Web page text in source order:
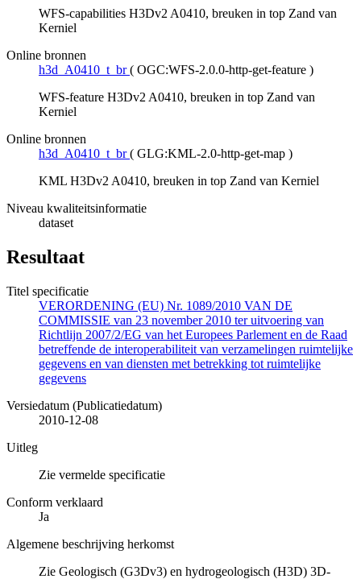
WFS-capabilities H3Dv2 A0410, breuken in top Zand van
Kerniel
Online bronnen
h3d_A0410_t_br ( OGC:WFS-2.0.0-http-get-feature )
WFS-feature H3Dv2 A0410, breuken in top Zand van
Kerniel
Online bronnen
h3d_A0410_t_br ( GLG:KML-2.0-http-get-map )
KML H3Dv2 A0410, breuken in top Zand van Kerniel
Niveau kwaliteitsinformatie
dataset
Resultaat
Titel specificatie
VERORDENING (EU) Nr. 1089/2010 VAN DE
COMMISSIE van 23 november 2010 ter uitvoering van
Richtlijn 2007/2/EG van het Europees Parlement en de Raad
betreffende de interoperabiliteit van verzamelingen ruimtelijke
gegevens en van diensten met betrekking tot ruimtelijke
gegevens
Versiedatum (Publicatiedatum)
2010-12-08
Uitleg
Zie vermelde specificatie
Conform verklaard
Ja
Algemene beschrijving herkomst
Zie Geologisch (G3Dv3) en hydrogeologisch (H3D) 3D-